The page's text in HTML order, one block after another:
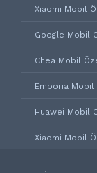
Xiaomi Mobil
Google Mobil
Chea Mobil
Emporia
Huawei Mobil
Xiaomi Mobil